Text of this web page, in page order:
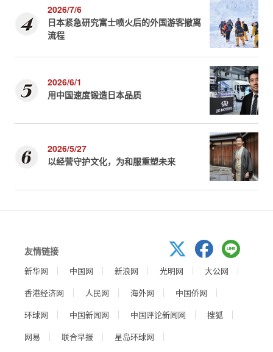
2026/7/6
日本紧急研究富士喷火后的外国游客撤离
流程
2026/6/1
用中国速度锻造日本品质
2026/5/27
以经营守护文化，为和服重塑未来
友情链接
新华网 中国网 新浪网 光明网
大公网
香港经济网
人民网 海外网
中国侨网
环球网
中国新闻网 中国评论新闻网
搜狐
网易
联合早报
星岛环球网